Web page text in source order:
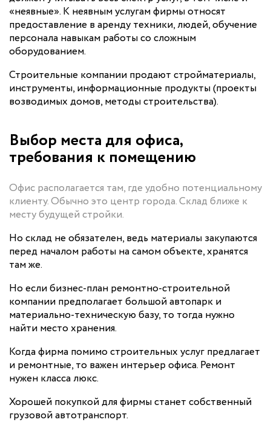
«неявные». К неявным услугам фирмы относят
предоставление в аренду техники, людей, обучение
персонала навыкам работы со сложным
оборудованием.
Строительные компании продают стройматериалы,
инструменты, информационные продукты (проекты
возводимых домов, методы строительства).
Выбор места для офиса,
требования к помещению
Офис располагается там, где удобно потенциальному
клиенту. Обычно это центр города. Склад ближе к
месту будущей стройки.
Но склад не обязателен, ведь материалы закупаются
перед началом работы на самом объекте, хранятся
там же.
Но если бизнес-план ремонтно-строительной
компании предполагает большой автопарк и
материально-техническую базу, то тогда нужно
найти место хранения.
Когда фирма помимо строительных услуг предлагает
и ремонтные, то важен интерьер офиса. Ремонт
нужен класса люкс.
Хорошей покупкой для фирмы станет собственный
грузовой автотранспорт.